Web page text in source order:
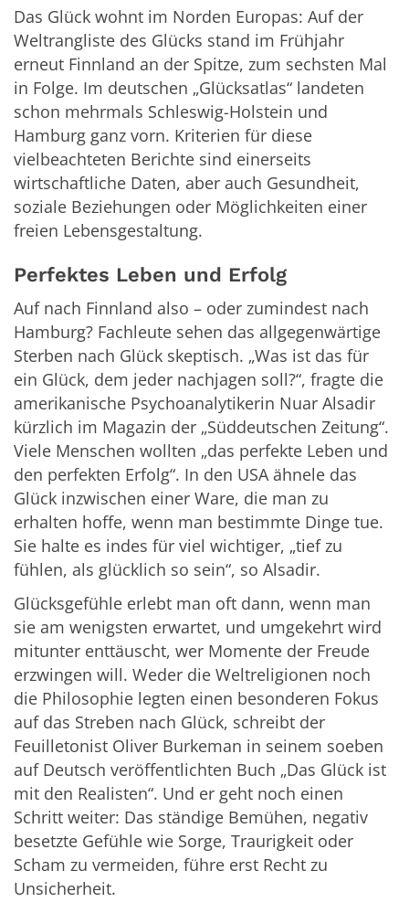
Das Glück wohnt im Norden Europas: Auf der
Weltrangliste des Glücks stand im Frühjahr
erneut Finnland an der Spitze, zum sechsten Mal
in Folge. Im deutschen „Glücksatlas“ landeten
schon mehrmals Schleswig-Holstein und
Hamburg ganz vorn. Kriterien für diese
vielbeachteten Berichte sind einerseits
wirtschaftliche Daten, aber auch Gesundheit,
soziale Beziehungen oder Möglichkeiten einer
freien Lebensgestaltung.
Perfektes Leben und Erfolg
Auf nach Finnland also – oder zumindest nach
Hamburg? Fachleute sehen das allgegenwärtige
Sterben nach Glück skeptisch. „Was ist das für
ein Glück, dem jeder nachjagen soll?“, fragte die
amerikanische Psychoanalytikerin Nuar Alsadir
kürzlich im Magazin der „Süddeutschen Zeitung“.
Viele Menschen wollten „das perfekte Leben und
den perfekten Erfolg“. In den USA ähnele das
Glück inzwischen einer Ware, die man zu
erhalten hoffe, wenn man bestimmte Dinge tue.
Sie halte es indes für viel wichtiger, „tief zu
fühlen, als glücklich so sein“, so Alsadir.
Glücksgefühle erlebt man oft dann, wenn man
sie am wenigsten erwartet, und umgekehrt wird
mitunter enttäuscht, wer Momente der Freude
erzwingen will. Weder die Weltreligionen noch
die Philosophie legten einen besonderen Fokus
auf das Streben nach Glück, schreibt der
Feuilletonist Oliver Burkeman in seinem soeben
auf Deutsch veröffentlichten Buch „Das Glück ist
mit den Realisten“. Und er geht noch einen
Schritt weiter: Das ständige Bemühen, negativ
besetzte Gefühle wie Sorge, Traurigkeit oder
Scham zu vermeiden, führe erst Recht zu
Unsicherheit.